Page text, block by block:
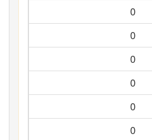
0
0
0
0
0
0